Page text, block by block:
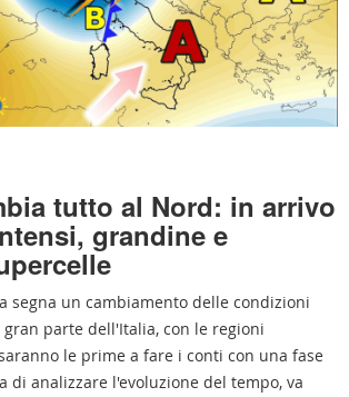
tutto al Nord: in arrivo
grandine e
segna un cambiamento delle condizioni
parte dell'Italia, con le regioni
le prime a fare i conti con una fase
di analizzare l'evoluzione del tempo, va